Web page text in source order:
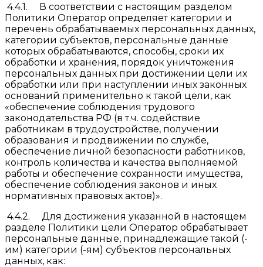
4.4.1. В соответствии с настоящим разделом
Политики Оператор определяет категории и
перечень обрабатываемых персональных данных,
категории субъектов, персональные данные
которых обрабатываются, способы, сроки их
обработки и хранения, порядок уничтожения
персональных данных при достижении цели их
обработки или при наступлении иных законных
оснований применительно к такой цели, как
«обеспечение соблюдения трудового
законодательства РФ (в т.ч. содействие
работникам в трудоустройстве, получении
образования и продвижении по службе,
обеспечение личной безопасности работников,
контроль количества и качества выполняемой
работы и обеспечение сохранности имущества,
обеспечение соблюдения законов и иных
нормативных правовых актов)».
4.4.2. Для достижения указанной в настоящем
разделе Политики цели Оператор обрабатывает
персональные данные, принадлежащие такой (-
им) категории (-ям) субъектов персональных
данных, как: